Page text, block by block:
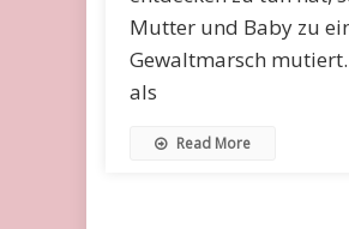
Mutter und Baby zu
Gewaltmarsch
als
Read More